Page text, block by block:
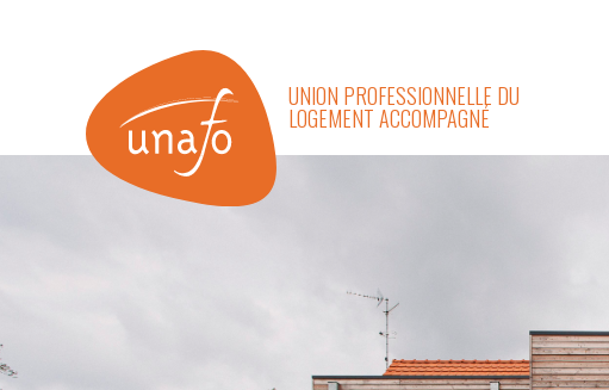
UNION PROFESSIONNELLE DU
LOGEMENT ACCOMPAGNÉ